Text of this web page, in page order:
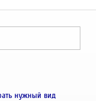
нужный вид